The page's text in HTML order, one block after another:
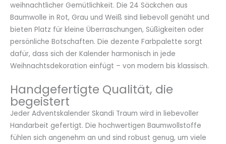
weihnachtlicher Gemütlichkeit. Die 24 Säckchen aus
Baumwolle in Rot, Grau und Weiß sind liebevoll genäht und
bieten Platz für kleine Überraschungen, Süßigkeiten oder
persönliche Botschaften. Die dezente Farbpalette sorgt
dafür, dass sich der Kalender harmonisch in jede
Weihnachtsdekoration einfügt – von modern bis klassisch.
Handgefertigte Qualität, die
begeistert
Jeder Adventskalender Skandi Traum wird in liebevoller
Handarbeit gefertigt. Die hochwertigen Baumwollstoffe
fühlen sich angenehm an und sind robust genug, um viele